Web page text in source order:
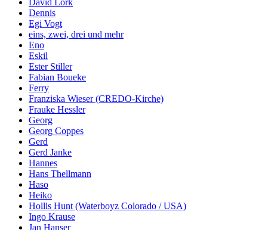
Dennis
Egi Vogt
eins, zwei, drei und mehr
Eno
Eskil
Ester Stiller
Fabian Boueke
Ferry
Franziska Wieser (CREDO-Kirche)
Frauke Hessler
Georg
Georg Coppes
Gerd
Gerd Janke
Hannes
Hans Thellmann
Haso
Heiko
Hollis Hunt (Waterboyz Colorado / USA)
Ingo Krause
Jan Hanser